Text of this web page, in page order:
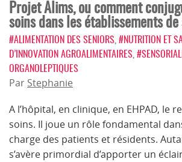
Projet Alims, ou comment
soins dans les établissements
#ALIMENTATION DES SENIORS #NUTRITION ET
D’INNOVATION AGROALIMENTAIRES
ORGANOLEPTIQUES
Par Stephanie
A l’hôpital, en clinique, en EHPAD, le
soins. Il joue un rôle fondamental
charge des patients et résidents.
s’avère primordial d’apporter un